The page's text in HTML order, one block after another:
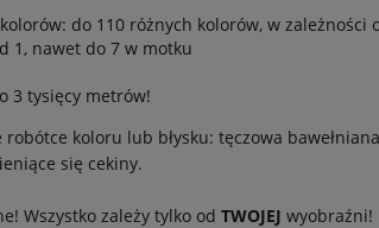
do 110 różnych kolorów, w zależności
1, nawet do 7 w motku
3 tysięcy metrów!
koloru lub błysku: tęczowa
się cekiny.
Wszystko zależy tylko od TWOJEJ wyobraźni!